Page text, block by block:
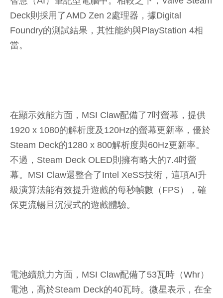
Deck則採用了AMD Zen 2處理器，據Digital
Foundry的測試結果，其性能約與PlayStation 4相
當。
在顯示效能方面，MSI Claw配備了7吋螢幕，提供
1920 x 1080的解析度及120Hz的螢幕更新率，優於
Steam Deck的1280 x 800解析度與60Hz更新率。
不過，Steam Deck OLED則擁有略大的7.4吋螢
幕。MSI Claw還整合了Intel XeSS技術，這項AI升
級演算法能有效提升遊戲的每秒幀數（FPS），確
保更流暢且沉浸式的遊戲體驗。
電池續航力方面，MSI Claw配備了53瓦時（Whr）
電池，高於Steam Deck的40瓦時。微星表示，在全